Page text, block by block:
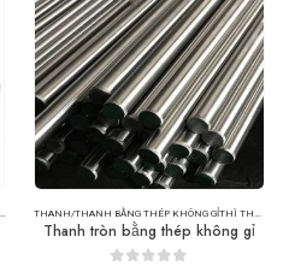
THANH/THANH BẰNG THÉP KHÔNG GỈTHÌ THÉP KHÔNG GỈ
Thanh tròn bằng thép không gỉ